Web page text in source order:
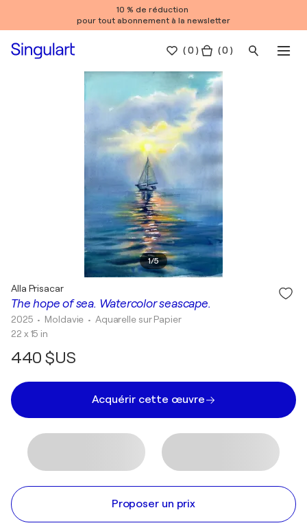
10 % de réduction
pour tout abonnement à la newsletter
(0 ) ( 0 )
1/5
The hope of sea. Watercolor seascape.
Alla Prisacar
2025 • Moldavie • Aquarelle sur Papier
22 x 15 in
440 $US
Acquérir cette œuvre
Proposer un prix